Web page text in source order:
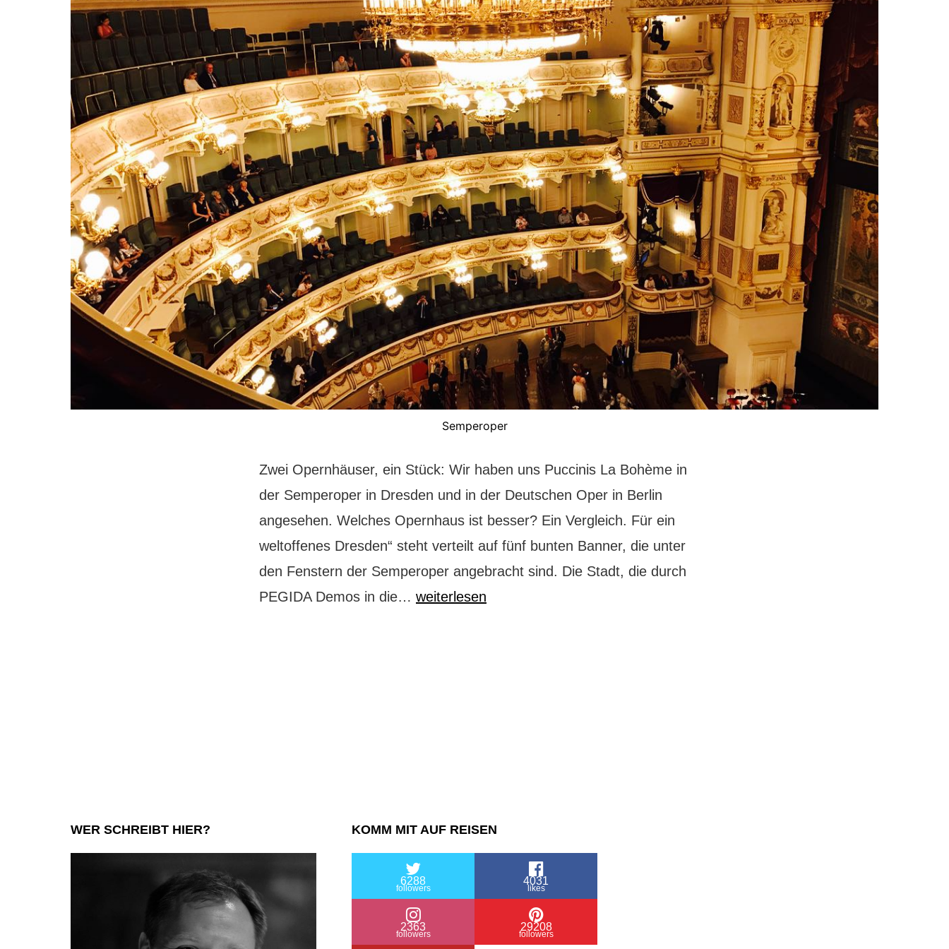
Semperoper
Zwei Opernhäuser, ein Stück: Wir haben uns Puccinis La Bohème in
der Semperoper in Dresden und in der Deutschen Oper in Berlin
angesehen. Welches Opernhaus ist besser? Ein Vergleich. Für ein
weltoffenes Dresden“ steht verteilt auf fünf bunten Banner, die unter
den Fenstern der Semperoper angebracht sind. Die Stadt, die durch
PEGIDA Demos in die… Das
weiterlesen
WER SCHREIBT HIER? KOMM MIT AUF REISEN
6288
followers
4031
likes
2363
followers
29208
followers